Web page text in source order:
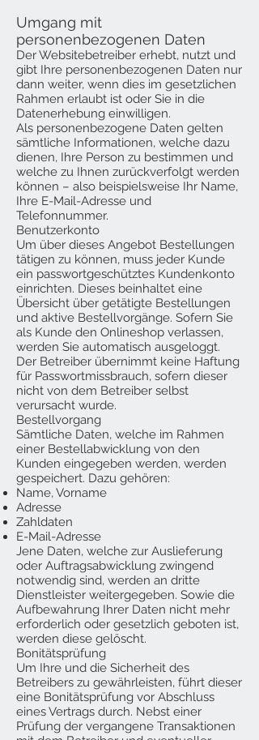
Umgang mit
personenbezogenen Daten
Der Websitebetreiber erhebt, nutzt und
gibt Ihre personenbezogenen Daten nur
dann weiter, wenn dies im gesetzlichen
Rahmen erlaubt ist oder Sie in die
Datenerhebung einwilligen.
Als personenbezogene Daten gelten
sämtliche Informationen, welche dazu
dienen, Ihre Person zu bestimmen und
welche zu Ihnen zurückverfolgt werden
können – also beispielsweise Ihr Name,
Ihre E-Mail-Adresse und
Telefonnummer.
Benutzerkonto
Um über dieses Angebot Bestellungen
tätigen zu können, muss jeder Kunde
ein passwortgeschütztes Kundenkonto
einrichten. Dieses beinhaltet eine
Übersicht über getätigte Bestellungen
und aktive Bestellvorgänge. Sofern Sie
als Kunde den Onlineshop verlassen,
werden Sie automatisch ausgeloggt.
Der Betreiber übernimmt keine Haftung
für Passwortmissbrauch, sofern dieser
nicht von dem Betreiber selbst
verursacht wurde.
Bestellvorgang
Sämtliche Daten, welche im Rahmen
einer Bestellabwicklung von den
Kunden eingegeben werden, werden
gespeichert. Dazu gehören:
Name, Vorname
Adresse
Zahldaten
E-Mail-Adresse
Jene Daten, welche zur Auslieferung
oder Auftragsabwicklung zwingend
notwendig sind, werden an dritte
Dienstleister weitergegeben. Sowie die
Aufbewahrung Ihrer Daten nicht mehr
erforderlich oder gesetzlich geboten ist,
werden diese gelöscht.
Bonitätsprüfung
Um Ihre und die Sicherheit des
Betreibers zu gewährleisten, führt dieser
eine Bonitätsprüfung vor Abschluss
eines Vertrags durch. Nebst einer
Prüfung der vergangene Transaktionen